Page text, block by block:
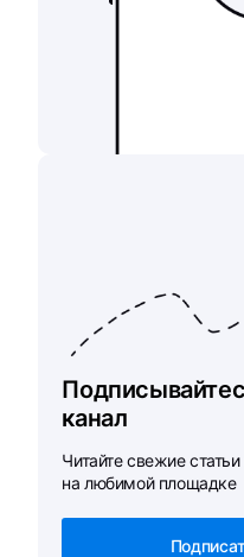
канал
Читайте свежие
на любимой площадке